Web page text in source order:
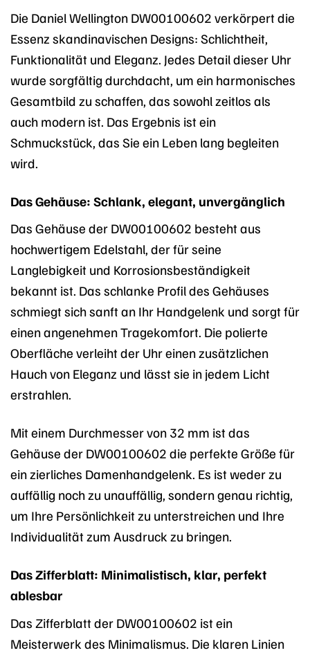
Die Daniel Wellington DW00100602 verkörpert die
Essenz skandinavischen Designs: Schlichtheit,
Funktionalität und Eleganz. Jedes Detail dieser Uhr
wurde sorgfältig durchdacht, um ein harmonisches
Gesamtbild zu schaffen, das sowohl zeitlos als
auch modern ist. Das Ergebnis ist ein
Schmuckstück, das Sie ein Leben lang begleiten
wird.
Das Gehäuse: Schlank, elegant, unvergänglich
Das Gehäuse der DW00100602 besteht aus
hochwertigem Edelstahl, der für seine
Langlebigkeit und Korrosionsbeständigkeit
bekannt ist. Das schlanke Profil des Gehäuses
schmiegt sich sanft an Ihr Handgelenk und sorgt für
einen angenehmen Tragekomfort. Die polierte
Oberfläche verleiht der Uhr einen zusätzlichen
Hauch von Eleganz und lässt sie in jedem Licht
erstrahlen.
Mit einem Durchmesser von 32 mm ist das
Gehäuse der DW00100602 die perfekte Größe für
ein zierliches Damenhandgelenk. Es ist weder zu
auffällig noch zu unauffällig, sondern genau richtig,
um Ihre Persönlichkeit zu unterstreichen und Ihre
Individualität zum Ausdruck zu bringen.
Das Zifferblatt: Minimalistisch, klar, perfekt
ablesbar
Das Zifferblatt der DW00100602 ist ein
Meisterwerk des Minimalismus. Die klaren Linien